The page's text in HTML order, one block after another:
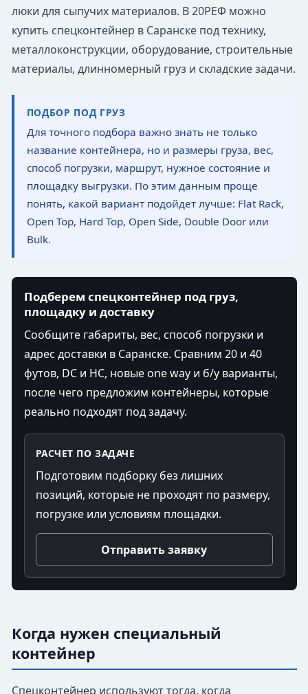
люки для сыпучих материалов. В 20РЕФ можно
купить спецконтейнер в Саранске под технику,
металлоконструкции, оборудование, строительные
материалы, длинномерный груз и складские задачи.
ПОДБОР ПОД ГРУЗ
Для точного подбора важно знать не только
название контейнера, но и размеры груза, вес,
способ погрузки, маршрут, нужное состояние и
площадку выгрузки. По этим данным проще
понять, какой вариант подойдет лучше: Flat Rack,
Open Top, Hard Top, Open Side, Double Door или
Bulk.
Подберем спецконтейнер под груз,
площадку и доставку
Сообщите габариты, вес, способ погрузки и
адрес доставки в Саранске. Сравним 20 и 40
футов, DC и HC, новые one way и б/у варианты,
после чего предложим контейнеры, которые
реально подходят под задачу.
РАСЧЕТ ПО ЗАДАЧЕ
Подготовим подборку без лишних
позиций, которые не проходят по размеру,
погрузке или условиям площадки.
Отправить заявку
Когда нужен специальный
контейнер
Спецконтейнер используют тогда, когда